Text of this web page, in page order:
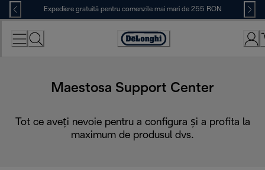
Skip
to
Content
Expediere gratuită pentru comenzile mai mari de 255 RON
Accessibility
Maestosa Support Center
Tot ce aveți nevoie pentru a configura și a profita la
maximum de produsul dvs.